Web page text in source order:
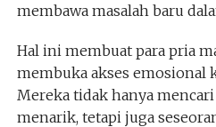
membawa masalah baru
Hal ini membuat para pria
membuka akses emosional
Mereka tidak hanya
menarik, tetapi juga